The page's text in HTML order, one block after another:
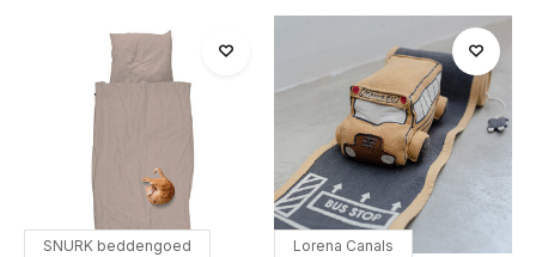
SNURK beddengoed Lorena Canals